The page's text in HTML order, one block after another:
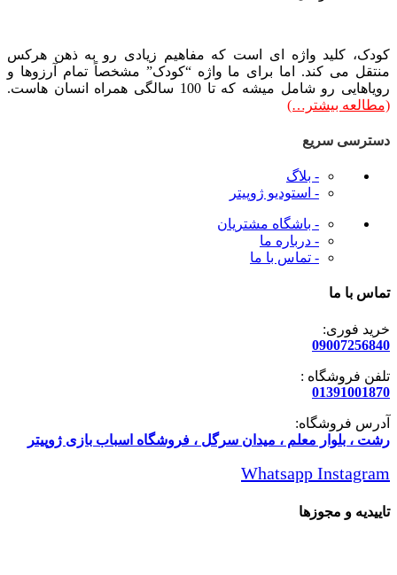
کودک، کلید واژه ای است که مفاهیم زیادی رو به ذهن هرکس
منتقل می کند. اما برای ما واژه “کودک” مشخصاً تمام آرزوها و
رویاهایی رو شامل میشه که تا 100 سالگی همراه انسان هاست.
(مطالعه بیشتر…)
دسترسی سریع
- بلاگ
- استودیو ژوپیتر
- باشگاه مشتریان
- درباره ما
- تماس با ما
تماس با ما
خرید فوری:
09007256840
تلفن فروشگاه :
01391001870
آدرس فروشگاه:
رشت ، بلوار معلم ، میدان سرگل ، فروشگاه اسباب بازی ژوپیتر
Whatsapp Instagram
تاییدیه و مجوزها